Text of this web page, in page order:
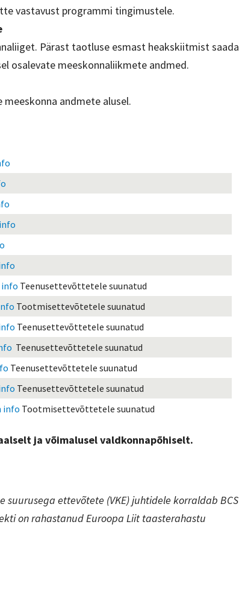
vastavust programmi tingimustele.
Pärast taotluse esmast heakskiitmist
osalevate meeskonnaliikmete andmed.
andmete alusel.
Teenusettevõttetele suunatud
Tootmisettevõtetele suunatud
Teenusettevõttetele suunatud
Teenusettevõttetele suunatud
Teenusettevõttetele suunatud
Teenusettevõttetele suunatud
info Tootmisettevõttetele suunatud
ja võimalusel valdkonnapõhiselt.
ettevõtete (VKE) juhtidele korraldab BCS
on rahastanud Euroopa Liit taasterahastu